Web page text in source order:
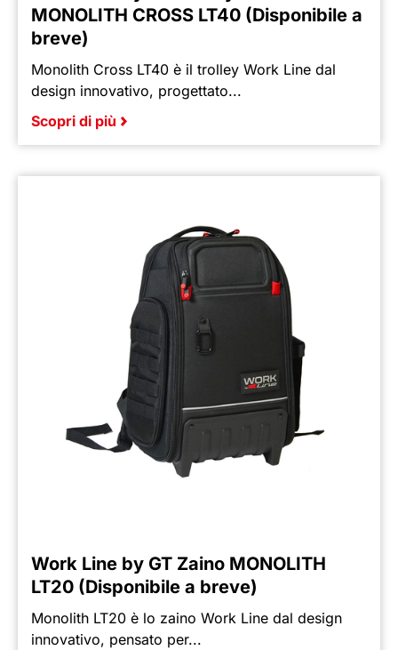
MONOLITH CROSS LT40 (Disponibile a
breve)
Monolith Cross LT40 è il trolley Work Line dal
design innovativo, progettato...
Scopri di più
Work Line by GT Zaino MONOLITH
LT20 (Disponibile a breve)
Monolith LT20 è lo zaino Work Line dal design
innovativo, pensato per...